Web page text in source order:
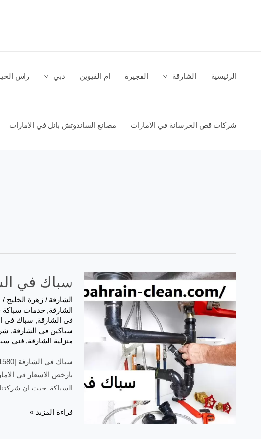
الرئيسية الشارقة الفجيرة ام القيوين دبي راس
شركات قص الخرسانة في الامارات مصانع الساندوتش بانل في الامارات
سباك في الشارقة
الشارقة /زهرة الخليج/
الشارقة,خدمات سباكة
فى الشارقة,
سباكين في الشارقة,
منزلية الشارقة, فني
بارخص الاسعار في
السباكة حيث ان
قراءة المزيد »